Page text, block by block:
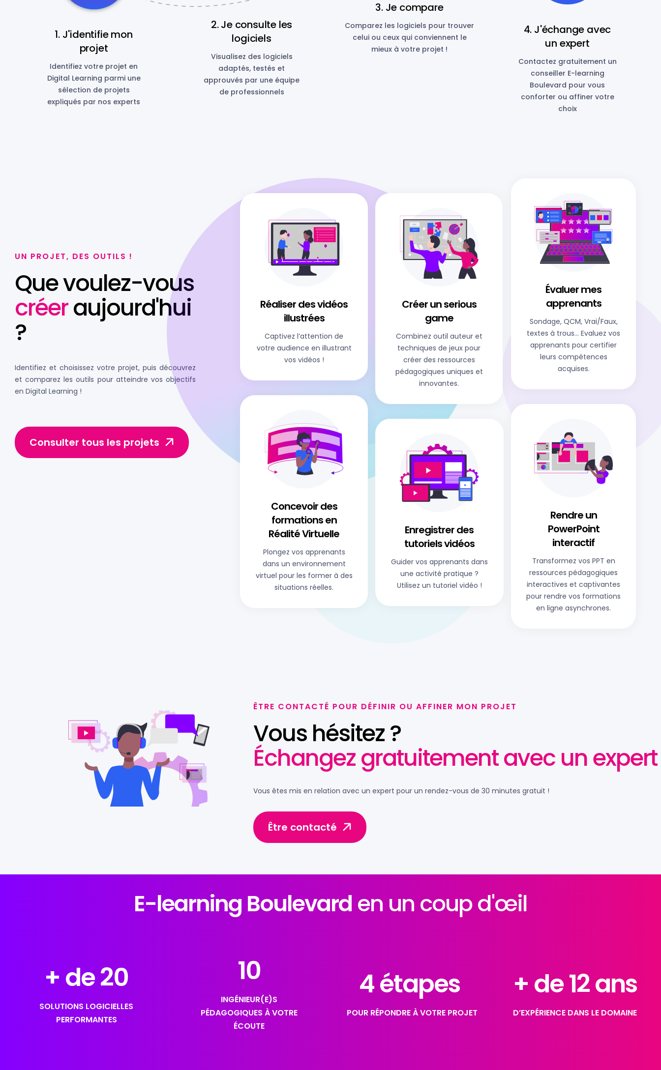
1. J'identifie mon
projet
Identifiez votre projet en
Digital Learning parmi une
sélection de projets
expliqués par nos experts
2. Je consulte les
logiciels
Visualisez des logiciels
adaptés, testés et
approuvés par une équipe
de professionnels
3. Je compare
Comparez les logiciels pour trouver
celui ou ceux qui conviennent le
mieux à votre projet !
4. J'échange avec
un expert
Contactez gratuitement un
conseiller E-learning
Boulevard pour vous
conforter ou affiner votre
choix
UN PROJET, DES OUTILS !
Que voulez-vous
créeraujourd'hui
?
Identifiez et choisissez votre projet, puis découvrez
et comparez les outils pour atteindre vos objectifs
en Digital Learning !
Consulter tous les projets
Réaliser des vidéos
illustrées​
Captivez l’attention de
votre audience en illustrant
vos vidéos !
Concevoir des
formations en
Réalité Virtuelle
Plongez vos apprenants
dans un environnement
virtuel pour les former à des
situations réelles.
+1
+1
OUI
NON
Créer un serious
game​
Combinez outil auteur et
techniques de jeux pour
créer des ressources
pédagogiques uniques et
innovantes.
Enregistrer des
tutoriels vidéos
Guider vos apprenants dans
une activité pratique ?
Utilisez un tutoriel vidéo !
Évaluer mes
apprenants​
Sondage, QCM, Vrai/Faux,
textes à trous… Evaluez vos
apprenants pour certifier
leurs compétences
acquises.
Rendre un
PowerPoint
interactif​
Transformez vos PPT en
ressources pédagogiques
interactives et captivantes
pour rendre vos formations
en ligne asynchrones.
ÊTRE CONTACTÉ POUR DÉFINIR OU AFFINER MON PROJET
Vous hésitez ?
Échangez gratuitement avec un
Vous êtes mis en relation avec un expert pour un rendez-vous de 30 minutes gratuit !
Être contacté
E-learning Boulevard en un coup d'œil
+ de 20
SOLUTIONS LOGICIELLES
PERFORMANTES
10
INGÉNIEUR(E)S
PÉDAGOGIQUES À VOTRE
ÉCOUTE
4 étapes
POUR RÉPONDRE À VOTRE PROJET
+ de 12 ans
D’EXPÉRIENCE DANS LE DOMAINE